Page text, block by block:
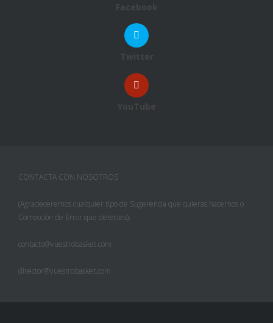
Facebook
Twitter
YouTube
CONTACTA CON NOSOTROS
(Agradeceremos cualquier tipo de Sugerencia que quieras hacernos o
Corrección de Error que detectes):
contacto@vuestrobasket.com
director@vuestrobasket.com